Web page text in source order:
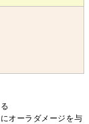
オーラダメージを与